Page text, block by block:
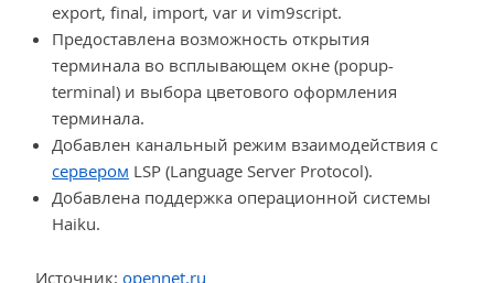
export, final, import, var и vim9script.
Предоставлена возможность открытия
терминала во всплывающем окне (popup-
terminal) и выбора цветового оформления
терминала.
Добавлен канальный режим взаимодействия с
сервером LSP (Language Server Protocol).
Добавлена поддержка операционной системы
Haiku.
Источник: opennet.ru